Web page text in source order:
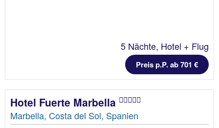
5 Nächte, Hotel + Flug
Preis p.P. ab 701 €
Hotel Fuerte Marbella
Marbella, Costa del Sol, Spanien